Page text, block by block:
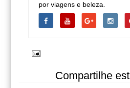
por viagens e beleza.
Compartilhe